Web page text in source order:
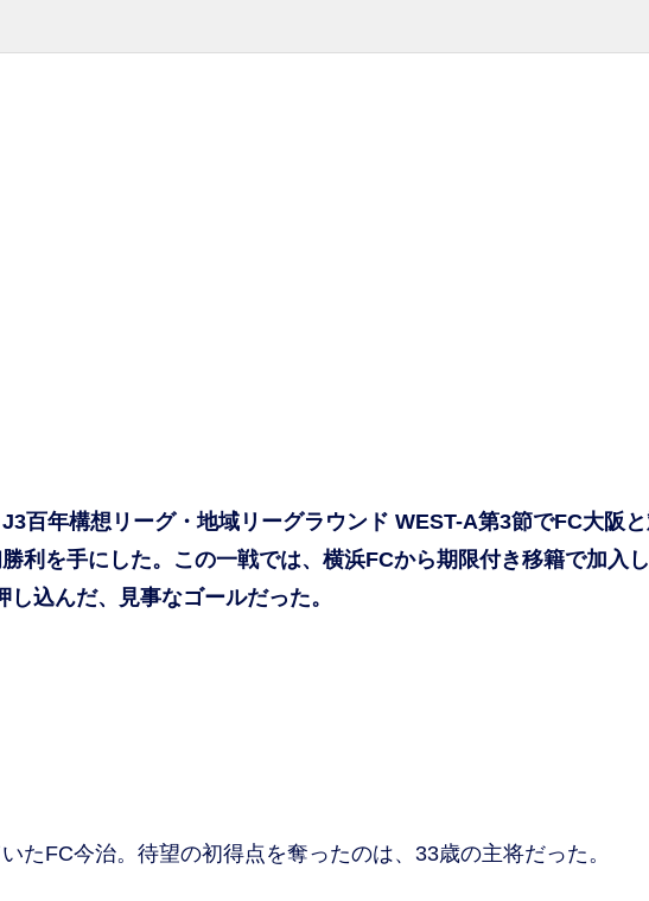
百年構想リーグ・地域リーグラウンド WEST-A第3節でFC大阪
利を手にした。この一戦では、横浜FCから期限付き移籍で加入
込んだ、見事なゴールだった。
たFC今治。待望の初得点を奪ったのは、33歳の主将だった。